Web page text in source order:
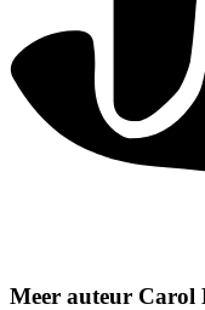
Meer auteur Carol